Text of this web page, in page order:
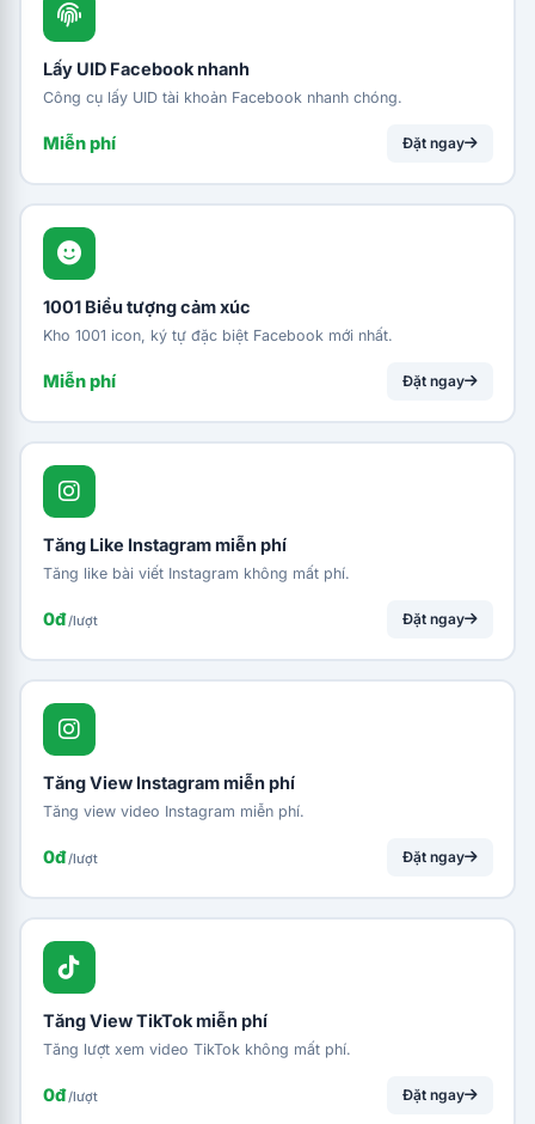
Lấy UID Facebook nhanh
Công cụ lấy UID tài khoản Facebook nhanh chóng.
Miễn phí Đặt ngay
1001 Biểu tượng cảm xúc
Kho 1001 icon, ký tự đặc biệt Facebook mới nhất.
Miễn phí Đặt ngay
Tăng Like Instagram miễn phí
Tăng like bài viết Instagram không mất phí.
0đ/lượt Đặt ngay
Tăng View Instagram miễn phí
Tăng view video Instagram miễn phí.
0đ/lượt Đặt ngay
Tăng View TikTok miễn phí
Tăng lượt xem video TikTok không mất phí.
0đ/lượt Đặt ngay